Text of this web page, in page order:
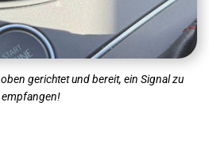
gerichtet und bereit, ein Signal zu
empfangen!